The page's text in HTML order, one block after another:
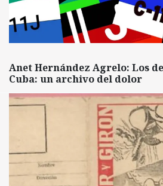
Anet Hernández Agrelo: Los
Cuba: un archivo del dolor